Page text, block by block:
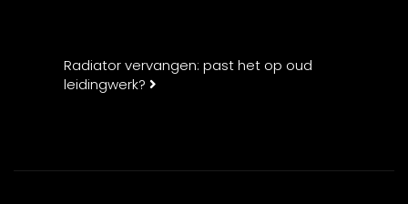
Radiator vervangen: past het op oud
leidingwerk?